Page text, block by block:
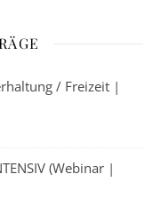
/ Freizeit |
(Webinar |